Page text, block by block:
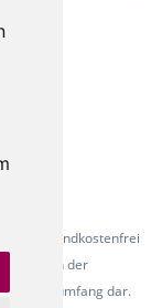
versandkostenfrei
dienen der
Lieferumfang dar.